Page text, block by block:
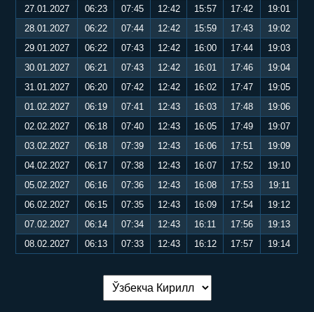
27.01.2027
06:23 07:45 12:42 15:57 17:42
19:01
28.01.2027
06:22 07:44 12:42 15:59 17:43
19:02
29.01.2027
06:22 07:43 12:42 16:00 17:44
19:03
30.01.2027
06:21 07:43 12:42 16:01 17:46
19:04
31.01.2027
06:20 07:42 12:42 16:02 17:47
19:05
01.02.2027
06:19 07:41 12:43 16:03 17:48
19:06
02.02.2027
06:18 07:40 12:43 16:05 17:49
19:07
03.02.2027
06:18 07:39 12:43 16:06 17:51
19:09
04.02.2027
06:17 07:38 12:43 16:07 17:52
19:10
05.02.2027
06:16 07:36 12:43 16:08 17:53
19:11
06.02.2027
06:15 07:35 12:43 16:09 17:54
19:12
07.02.2027
06:14 07:34 12:43 16:11 17:56
19:13
08.02.2027
06:13 07:33 12:43 16:12 17:57 19:14
Тилни алмаштириш: